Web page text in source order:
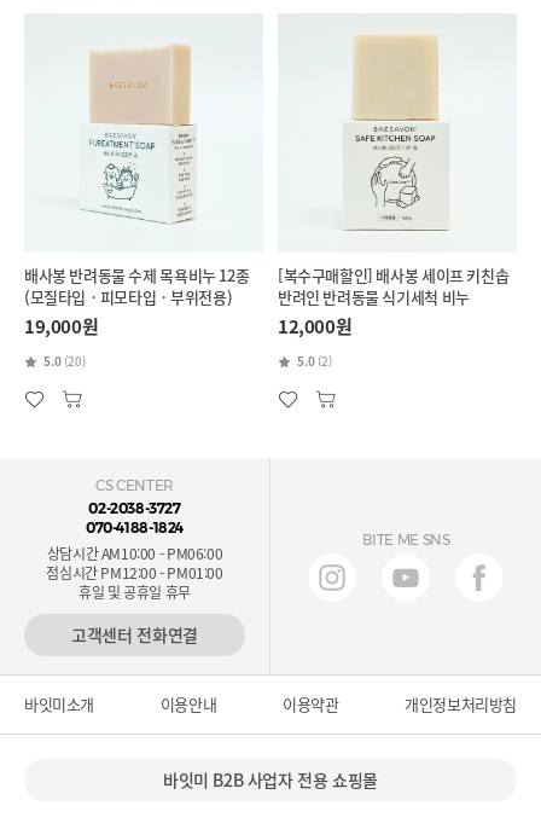
배사봉 반려동물 수제 목욕비누 12종
(모질타입 · 피모타입 · 부위전용)
19,000원
5.0 (20)
[복수구매할인] 배사봉 세이프 키친솝
반려인 반려동물 식기세척 비누
12,000원
5.0 (2)
CS CENTER
02-2038-3727
070-4188-1824
상담시간 AM10:00 - PM06:00
점심시간 PM12:00 - PM01:00
휴일 및 공휴일 휴무
고객센터 전화연결
BITE ME SNS
바잇미소개 이용안내 이용약관 개인정보처리방침
바잇미 B2B 사업자 전용 쇼핑몰